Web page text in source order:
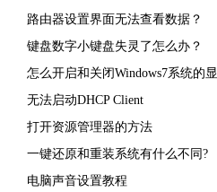
路由器设置界面无法查看数据？
键盘数字小键盘失灵了怎么办？
怎么开启和关闭Windows7系统的显
卡硬件加速功能
无法启动DHCP Client
打开资源管理器的方法
一键还原和重装系统有什么不同?
电脑声音设置教程